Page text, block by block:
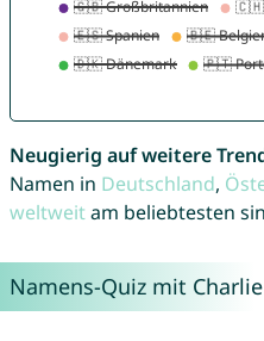
Neugierig auf weitere
Namen in Deutschland,
weltweitam beliebtesten
Namens-Quiz mit